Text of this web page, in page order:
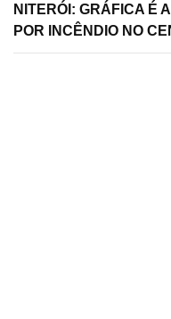
NITERÓI: GRÁFICA É
POR INCÊNDIO NO